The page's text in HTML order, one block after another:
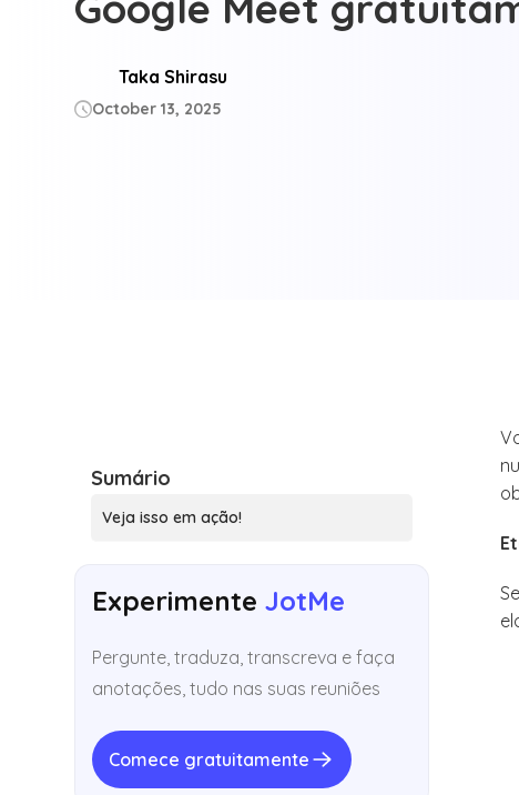
Taka Shirasu
October 13, 2025
Sumário
Veja isso em ação!
ExperimenteJotMe
Pergunte, traduza, transcreva e faça
anotações, tudo nas suas reuniões
Comece gratuitamente